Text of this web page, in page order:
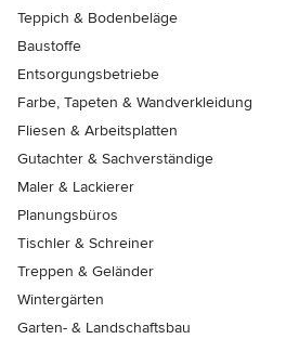
Teppich & Bodenbeläge
Baustoffe
Entsorgungsbetriebe
Farbe, Tapeten & Wandverkleidung
Fliesen & Arbeitsplatten
Gutachter & Sachverständige
Maler & Lackierer
Planungsbüros
Tischler & Schreiner
Treppen & Geländer
Wintergärten
Garten- & Landschaftsbau